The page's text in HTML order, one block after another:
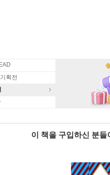
획전
이 책을 구입하신 분